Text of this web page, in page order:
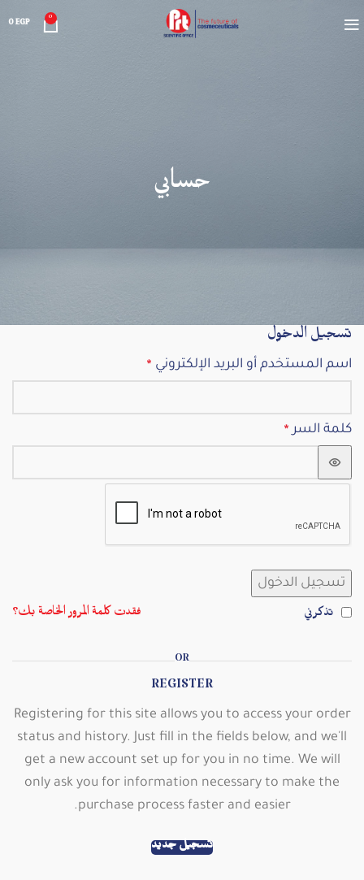
0
0EGP
حسابي
تسجيل الدخول
اسم المستخدم أو البريد الإلكتروني *
كلمة السر *
تسجيل الدخول
فقدت كلمة المرور الخاصة بك؟ تذكرني
OR
REGISTER
Registering for this site allows you to access your order
status and history. Just fill in the fields below, and we'll
get a new account set up for you in no time. We will
only ask you for information necessary to make the
purchase process faster and easier.
تسجيل جديد